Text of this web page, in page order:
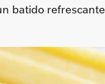
batido refrescante